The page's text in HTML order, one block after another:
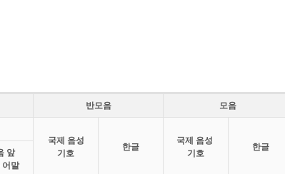
반모음 모음
국제 음성
기호
한글
국제 음성
기호
한글
앞
어말